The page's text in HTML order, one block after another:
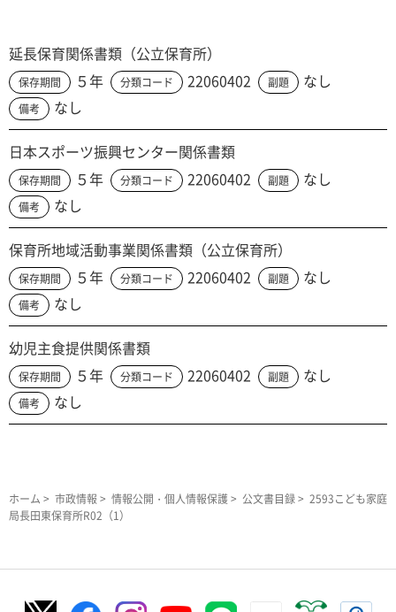
延長保育関係書類（公立保育所）
保存期間 ５年 分類コード 22060402 副題 なし
備考 なし
日本スポーツ振興センター関係書類
保存期間 ５年 分類コード 22060402 副題 なし
備考 なし
保育所地域活動事業関係書類（公立保育所）
保存期間 ５年 分類コード 22060402 副題 なし
備考 なし
幼児主食提供関係書類
保存期間 ５年 分類コード 22060402 副題 なし
備考 なし
ホーム > 市政情報 > 情報公開・個人情報保護> 公文書目録> 2593こども家庭
局長田東保育所R02（1）